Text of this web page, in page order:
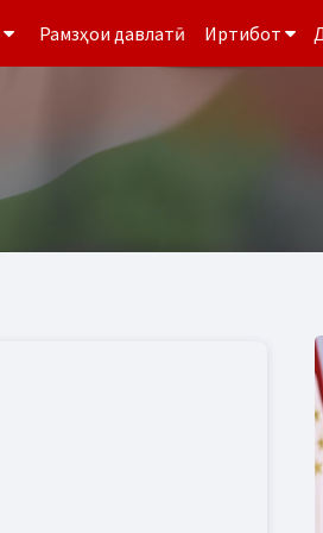
Рамзҳои давлатӣ Иртибот